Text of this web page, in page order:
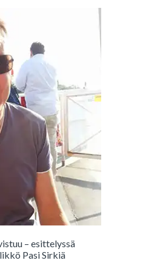
– esittelyssä
Pasi Sirkiä